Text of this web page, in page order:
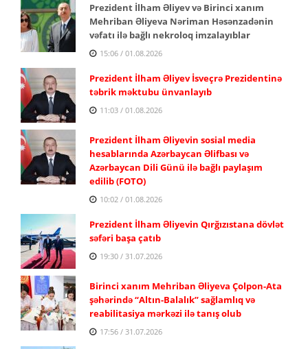
Prezident İlham Əliyev və Birinci xanım
Mehriban Əliyeva Nəriman Həsənzadənin
vəfatı ilə bağlı nekroloq imzalayıblar
15:06 / 01.08.2026
Prezident İlham Əliyev İsveçrə Prezidentinə
təbrik məktubu ünvanlayıb
11:03 / 01.08.2026
Prezident İlham Əliyevin sosial media
hesablarında Azərbaycan Əlifbası və
Azərbaycan Dili Günü ilə bağlı paylaşım
edilib (FOTO)
10:02 / 01.08.2026
Prezident İlham Əliyevin Qırğızıstana dövlət
səfəri başa çatıb
19:30 / 31.07.2026
Birinci xanım Mehriban Əliyeva Çolpon-Ata
şəhərində “Altın-Balalık” sağlamlıq və
reabilitasiya mərkəzi ilə tanış olub
17:56 / 31.07.2026